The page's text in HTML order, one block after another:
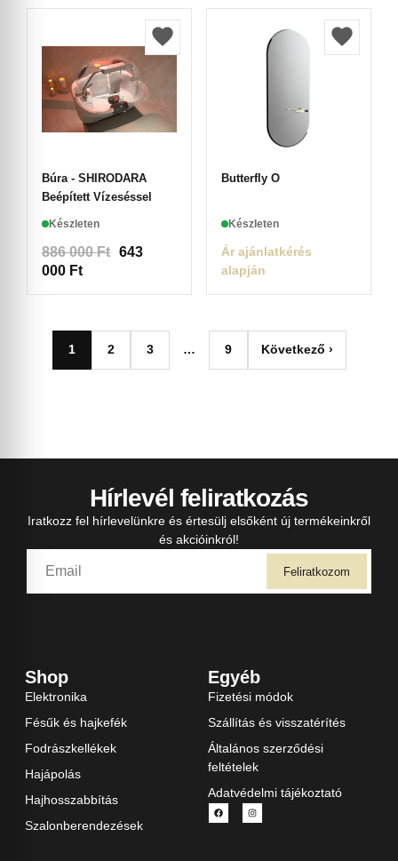
Búra - SHIRODARA
Beépített Vízeséssel
Készleten
886 000Ft 643
000 Ft
Butterfly O
Készleten
Ár ajánlatkérés
alapján
1 2 3 … 9 Következő ›
Hírlevél feliratkozás
Iratkozz fel hírlevelünkre és értesülj elsőként új termékeinkről
és akcióinkról!
Feliratkozom
Shop
Elektronika
Fésűk és hajkefék
Fodrászkellékek
Hajápolás
Hajhosszabbítás
Szalonberendezések
Egyéb
Fizetési módok
Szállítás és visszatérítés
Általános szerződési
feltételek
Adatvédelmi tájékoztató